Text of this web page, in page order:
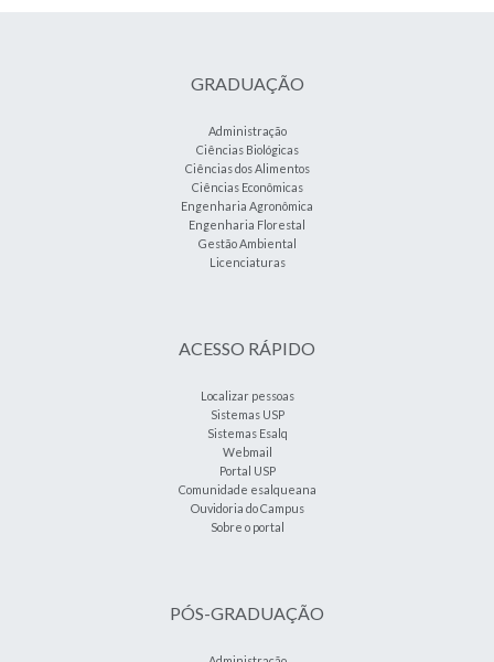
GRADUAÇÃO
Administração
Ciências Biológicas
Ciências dos Alimentos
Ciências Econômicas
Engenharia Agronômica
Engenharia Florestal
Gestão Ambiental
Licenciaturas
ACESSO RÁPIDO
Localizar pessoas
Sistemas USP
Sistemas Esalq
Webmail
Portal USP
Comunidade esalqueana
Ouvidoria do Campus
Sobre o portal
PÓS-GRADUAÇÃO